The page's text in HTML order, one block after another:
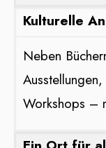
Kulturelle
Neben
Workshops –